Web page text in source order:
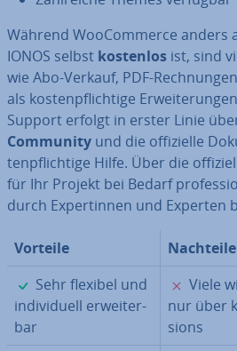
Während Woo­Com­mer­ce anders
IONOS selbst kostenlos ist, sind
wie Abo-Verkauf, PDF-
als kos­ten­pflich­ti­ge
Support erfolgt in erster Linie
Community und die of­fi­zi­el­le
ten­pflich­ti­ge Hilfe. Über die
für Ihr Projekt bei Bedarf
durch Ex­per­tin­nen und Experten
Vorteile
Nachteile
✓
Sehr flexibel und
in­di­vi­du­ell er­wei­ter­
bar
✗
Viele
nur über
si­ons